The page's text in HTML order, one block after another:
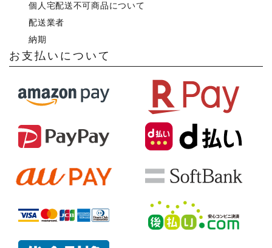
個人宅配送不可商品について
配送業者
納期
お支払いについて